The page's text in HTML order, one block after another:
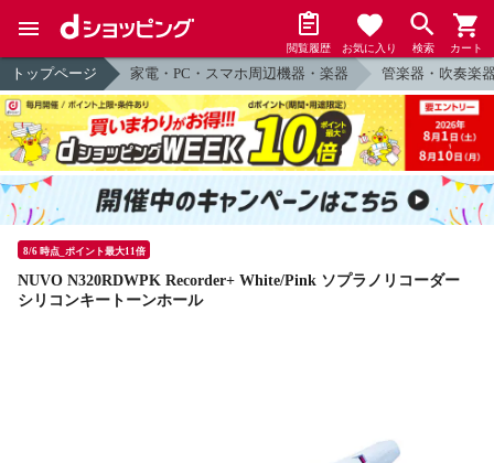
閲覧履歴 お気に入り 検索 カート
トップページ 家電・PC・スマホ周辺機器・楽器 管楽器・吹奏楽
8/6 時点_ポイント最大11倍
NUVO N320RDWPK Recorder+ White/Pink ソプラノリコーダー
シリコンキートーンホール